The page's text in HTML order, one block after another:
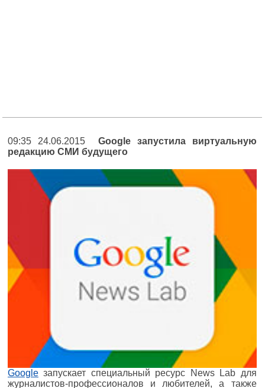
09:35 24.06.2015 Google запустила виртуальную
редакцию СМИ будущего
Google запускает специальный ресурс News Lab для
журналистов-профессионалов и любителей, а также